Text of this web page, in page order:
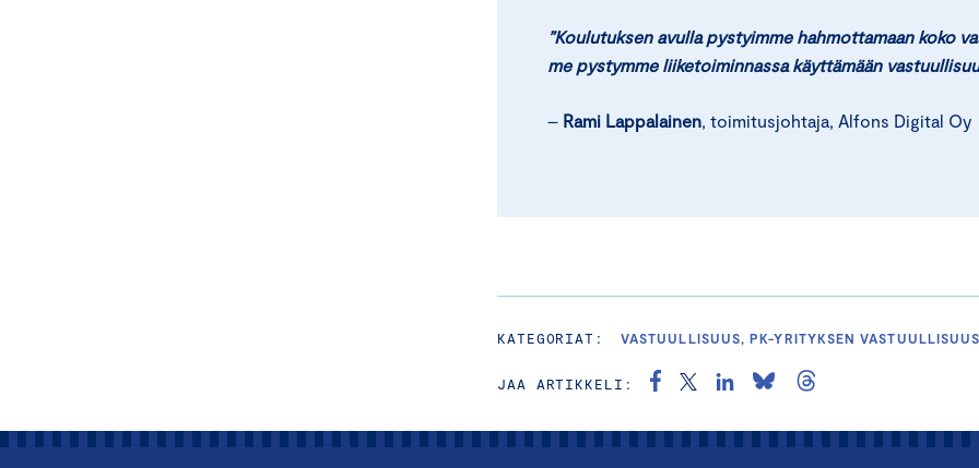
”Koulutuksen avulla pystyimme hahmottamaan koko
me pystymme liiketoiminnassa käyttämään
– Rami Lappalainen, toimitusjohtaja, Alfons Digital Oy
KATEGORIAT: VASTUULLISUUS, PK-YRITYKSEN
JAA ARTIKKELI: